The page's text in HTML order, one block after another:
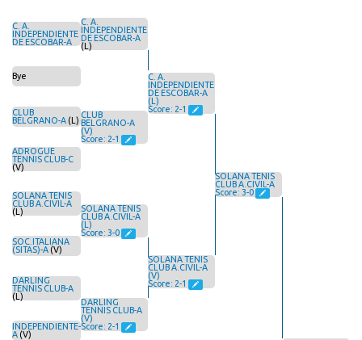
C. A.
INDEPENDIENTE
DE ESCOBAR-A
Bye
CLUB
BELGRANO-A (L)
ADROGUE
TENNIS CLUB-C
(V)
SOLANA TENIS
CLUB A.CIVIL-A
(L)
SOC.ITALIANA
(SITAS)-A (V)
DARLING
TENNIS CLUB-A
(L)
INDEPENDIENTE-
A (V)
C. A.
INDEPENDIENTE
DE ESCOBAR-A
(L)
CLUB
BELGRANO-A
(V)
Score: 2-1
SOLANA TENIS
CLUB A.CIVIL-A
(L)
Score: 3-0
DARLING
TENNIS CLUB-A
(V)
Score: 2-1
C. A.
INDEPENDIENTE
DE ESCOBAR-A
(L)
Score: 2-1
SOLANA TENIS
CLUB A.CIVIL-A
(V)
Score: 2-1
SOLANA TENIS
CLUB A.CIVIL-A
Score: 3-0